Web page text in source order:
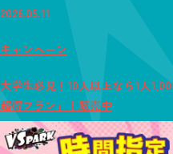
2026.05.11
キャンペーン
大学生必見！10人以上なら1人
超得プラン」！販売中